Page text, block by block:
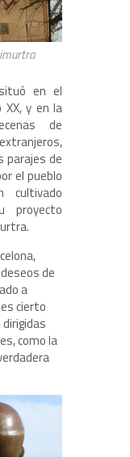
en el
y en la
de
parajes de
el pueblo
cultivado
proyecto
de
a
cierto
como la